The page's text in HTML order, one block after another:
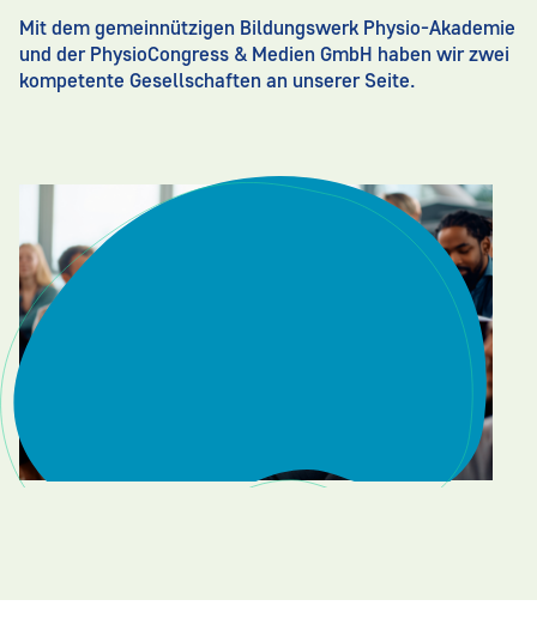
Mit dem gemeinnützigen Bildungswerk Physio-Akademie
und der PhysioCongress & Medien GmbH haben wir zwei
kompetente Gesellschaften an unserer Seite.